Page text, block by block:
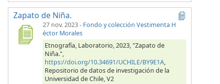
Zapato de Niña.
27 nov. 2023- Fondo y colección Vestimenta H
éctor Morales
Etnografía, Laboratorio, 2023, "Zapato de
Niña.",
https://doi.org/10.34691/UCHILE/BY9E1A,
Repositorio de datos de investigación de la
Universidad de Chile, V2